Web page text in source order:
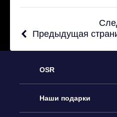
Предыдущая
OSR
Обслуживание
Наши подарки